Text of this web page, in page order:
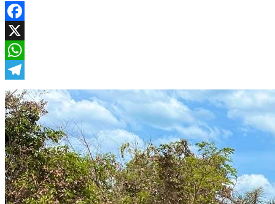
Facebook
X
WhatsApp
Telegram